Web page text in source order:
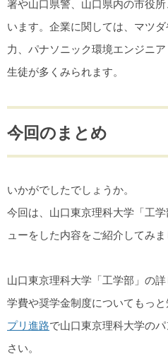
署や山口県警、山口県内の市役
います。企業に関しては、マツ
力、パナソニック環境エンジニ
生徒が多くみられます。
今回のまとめ
いかがでしたでしょうか。
今回は、山口東京理科大学「工
ューをした内容をご紹介してみま
山口東京理科大学「工学部」の
学費や奨学金制度についてもっ
プリ進路で山口東京理科大学の
さい。